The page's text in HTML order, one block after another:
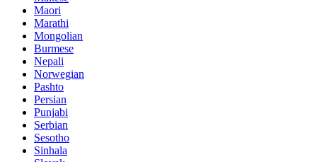
Maori
Marathi
Mongolian
Burmese
Nepali
Norwegian
Pashto
Persian
Punjabi
Serbian
Sesotho
Sinhala